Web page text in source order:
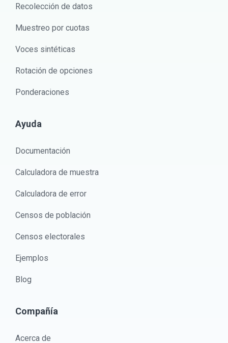
Recolección de datos
Muestreo por cuotas
Voces sintéticas
Rotación de opciones
Ponderaciones
Ayuda
Documentación
Calculadora de muestra
Calculadora de error
Censos de población
Censos electorales
Ejemplos
Blog
Compañía
Acerca de